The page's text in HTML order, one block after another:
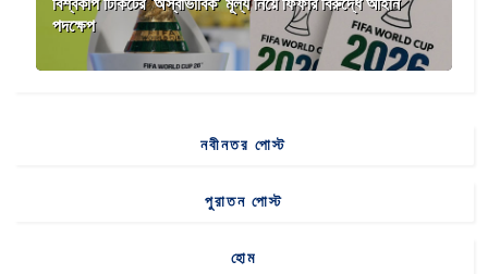
পদক্ষেপ
নবীনতর পোস্ট
পুরাতন পোস্ট
হোম